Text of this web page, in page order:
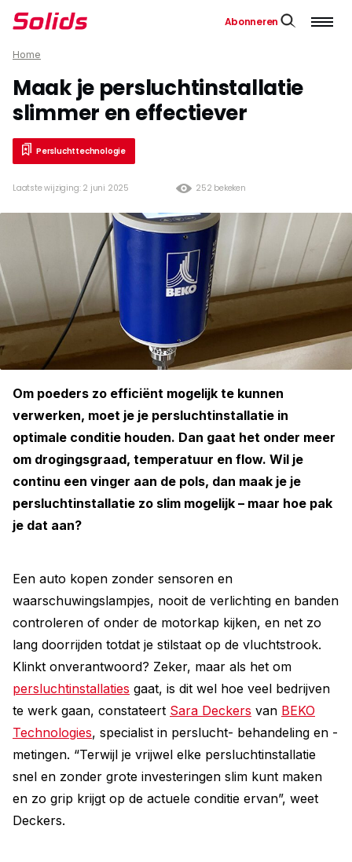
Abonneren
Home
Maak je persluchtinstallatie
slimmer en effectiever
Persluchttechnologie
252 bekeken
Laatste wijziging: 2 juni 2025
Om poeders zo efficiënt mogelijk te kunnen
verwerken, moet je je persluchtinstallatie in
optimale conditie houden. Dan gaat het onder meer
om drogingsgraad, temperatuur en flow. Wil je
continu een vinger aan de pols, dan maak je je
persluchtinstallatie zo slim mogelijk – maar hoe pak
je dat aan?
Een auto kopen zonder sensoren en
waarschuwingslampjes, nooit de verlichting en banden
controleren of onder de motorkap kijken, en net zo
lang doorrijden totdat je stilstaat op de vluchtstrook.
Klinkt onverantwoord? Zeker, maar als het om
persluchtinstallaties gaat, is dit wel hoe veel bedrijven
te werk gaan, constateert Sara Deckers van BEKO
Technologies, specialist in perslucht- behandeling en -
metingen. “Terwijl je vrijwel elke persluchtinstallatie
snel en zonder grote investeringen slim kunt maken
en zo grip krijgt op de actuele conditie ervan”, weet
Deckers.